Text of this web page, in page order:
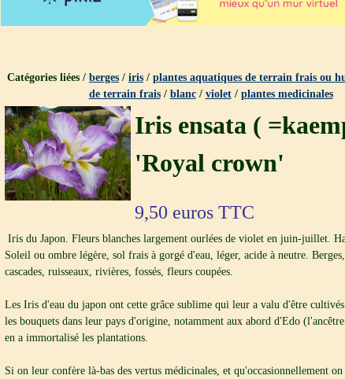
Catégories liées / berges / iris / plantes aquatiques de terrain frais ou
de terrain frais/ blanc/ violet/ plantes medicinales
Iris ensata (
'Royal crown'
9,50 euros TTC
Iris du Japon. Fleurs blanches largement ourlées de violet en juin-juillet.
Soleil ou ombre légère, sol frais à gorgé d'eau, léger, acide à neutre. Berges,
cascades, ruisseaux, rivières, fossés, fleurs coupées.
Les Iris d'eau du japon ont cette grâce sublime qui leur a valu d'être cultivés
les bouquets dans leur pays d'origine, notamment aux abord d'Edo
en a immortalisé les plantations.
Si on leur confère là-bas des vertus médicinales, et qu'occasionnellement